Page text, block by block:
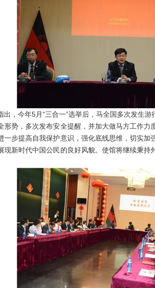
今年5月“三合一”选举后，马全国多次发生游
势，多次发布安全提醒，并加大做马方工作力
一步提高自我保护意识，强化底线思维，切实
现新时代中国公民的良好风貌。使馆将继续秉